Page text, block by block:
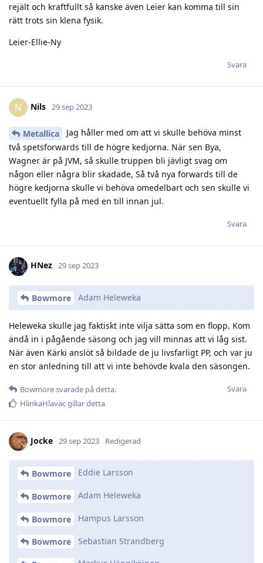
rejält och kraftfullt så kanske även Leier kan komma till sin
rätt trots sin klena fysik.
Leier-Ellie-Ny
Svara
N Nils 29 sep 2023
Metallica
Jag håller med om att vi skulle behöva minst
två spetsforwards till de högre kedjorna. När sen Bya,
Wagner är på JVM, så skulle truppen bli jävligt svag om
någon eller några blir skadade, Så två nya forwards till de
högre kedjorna skulle vi behöva omedelbart och sen skulle vi
eventuellt fylla på med en till innan jul.
Svara
HNez 29 sep 2023
Bowmore Adam Heleweka
Heleweka skulle jag faktiskt inte vilja sätta som en flopp. Kom
ändå in i pågående säsong och jag vill minnas att vi låg sist.
När även Kärki anslöt så bildade de ju livsfarligt PP, och var ju
en stor anledning till att vi inte behövde kvala den säsongen.
Svara
Bowmoresvarade på detta.
HlinkaHlavacgillar detta
Jocke 29 sep 2023 Redigerad
Bowmore Eddie Larsson
Bowmore Adam Heleweka
Bowmore Hampus Larsson
Bowmore Sebastian Strandberg